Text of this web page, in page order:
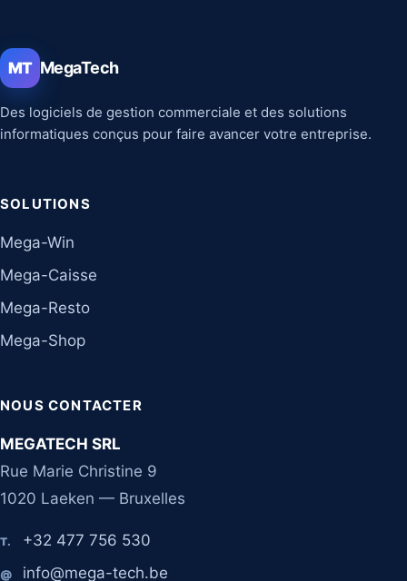
MT MegaTech
Des logiciels de gestion commerciale et des solutions
informatiques conçus pour faire avancer votre entreprise.
SOLUTIONS
Mega-Win
Mega-Caisse
Mega-Resto
Mega-Shop
NOUS CONTACTER
MEGATECH SRL
Rue Marie Christine 9
1020 Laeken — Bruxelles
T. +32 477 756 530
@ info@mega-tech.be